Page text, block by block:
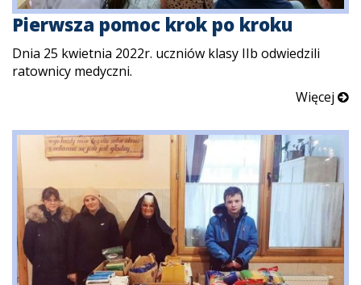
Pierwsza pomoc krok po kroku
Dnia 25 kwietnia 2022r. uczniów klasy IIb odwiedzili
ratownicy medyczni.
Więcej